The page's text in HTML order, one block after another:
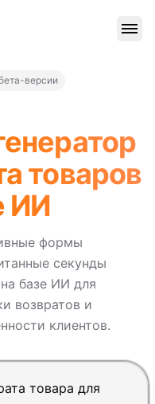
версии
товаров
ИИ
формы
секунды
базе ИИ для
возвратов и
клиентов.
Shift+Enter —